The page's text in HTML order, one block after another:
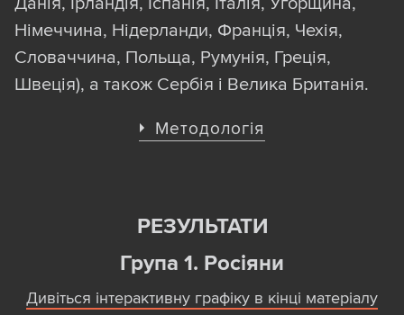
Німеччина, Нідерланди, Франція, Чехія,
Словаччина, Польща, Румунія, Греція,
Швеція), а також Сербія і Велика Британія.
Методологія
“росіяни” (тобто різноманітні “організації
навчальні заклади, “центри” й “кабінети”
“русского мира”, “пушкінські” мережі
РЕЗУЛЬТАТИ
Група 1. Росіяни
Дивіться інтерактивну графіку в кінці матеріалу